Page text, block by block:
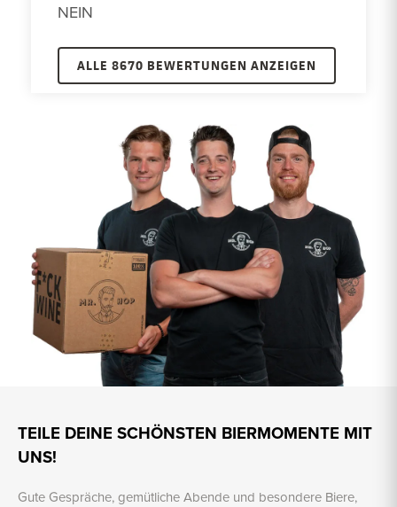
NEIN
ALLE 8670 BEWERTUNGEN ANZEIGEN
TEILE DEINE SCHÖNSTEN BIERMOMENTE MIT
UNS!
Gute Gespräche, gemütliche Abende und besondere Biere,